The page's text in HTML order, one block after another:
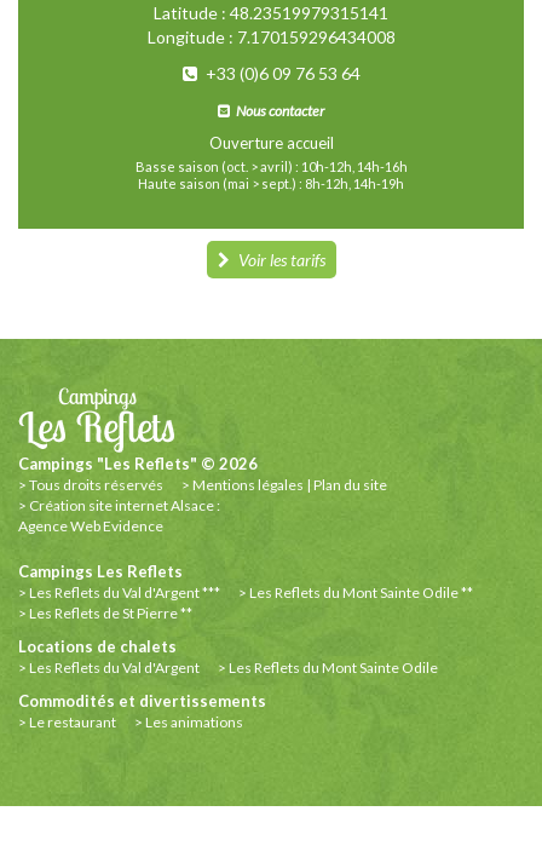
Latitude : 48.23519979315141
Longitude : 7.170159296434008
+33 (0)6 09 76 53 64
Nous contacter
Ouverture accueil
Basse saison (oct. > avril) : 10h-12h, 14h-16h
Haute saison (mai > sept.) : 8h-12h, 14h-19h
Voir les tarifs
Campings "Les Reflets" © 2026
Tous droits réservés Mentions légales | Plan du site
Création site internet Alsace :
Agence Web Evidence
Campings Les Reflets
Les Reflets du Val d'Argent ***
Les Reflets du Mont Sainte Odile **
Les Reflets de St Pierre **
Locations de chalets
Les Reflets du Val d'Argent Les Reflets du Mont Sainte Odile
Commodités et divertissements
Le restaurant Les animations